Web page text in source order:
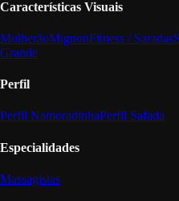
Características Visuais
MulherãoMignonFitness / Saradas
Grande
Perfil
Perfil NamoradinhaPerfil Safada
Especialidades
Massagistas